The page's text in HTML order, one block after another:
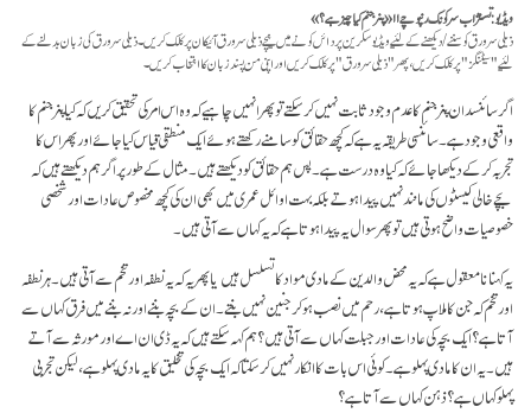
ویڈیو: تسنژاب سرکونگ رنپوچے ۱۱ ـ «پنر جنم کیا چیز ہے؟»
ذیلی سرورق کو سننے/دیکھنے کے لئیے ویڈیو سکرین پر دائں کونے میں نیچے ذیلی سرورق آئیکان پر کلک کریں۔ ذیلی سرورق کی زبان بدلنے کے
لئیے "سیٹنگز" پر کلک کریں، پھر "ذیلی سرورق" پر کلک کریں اور اپنی من پسند زبان کا انتخاب کریں۔
اگر سائنسدان پنر جنم کا عدم وجود ثابت نہیں کر سکتے تو پھر انہیں چاہیے کہ وہ اس امر کی تحقیق کریں کہ کیا پنر جنم کا
واقعی وجود ہے۔ سائنسی طریقہ یہ ہے کہ کچھ حقائق کو سامنے رکھتے ہوئے ایک منطقی قیاس کیا جائے اور پھر اس کا
تجربہ کر کے دیکھا جائے کہ کیا وہ درست ہے۔ پس ہم حقائق کو دیکھتے ہیں۔ مثال کے طور پر اگر ہم دیکھتے ہیں کہ
بچے خالی کیسٹوں کی مانند نہیں پیدا ہوتے بلکہ بہت اوائل عمری میں بھی ان کی کچھ مخصوص عادات اور شخصی
خصوصیات واضح ہوتی ہیں تو پھر سوال یہ پیدا ہوتا ہے کہ یہ کہاں سے آتی ہیں۔
یہ کہنا نامعقول ہے کہ یہ محض والدین کے مادی مواد کا تسلسل ہیں یا پھر یہ کہ یہ نطفہ اور تخم سے آتی ہیں۔ ہر نطفہ
اور تخم کہ جن کا ملاپ ہوتا ہے، رحم میں نصب ہو کر جنین نہیں بنتے۔ ان کے بچہ بننے اور نہ بننے میں فرق کہاں سے
آتا ہے؟ ایک بچہ کی عادات اور جبلت کہاں سے آتی ہیں؟ ہم کہہ سکتے ہیں کہ یہ ڈی ان اے اور مورثہ سے آتے
ہیں۔ یہ ان کا مادی پہلو ہے۔ کوئی اس بات کا انکار نہیں کر سکتا کہ ایک بچہ کی تخلیق کا یہ مادی پہلو ہے، لیکن تجربی
پہلو کہاں ہے؟ ذہن کہاں سے آتا ہے؟